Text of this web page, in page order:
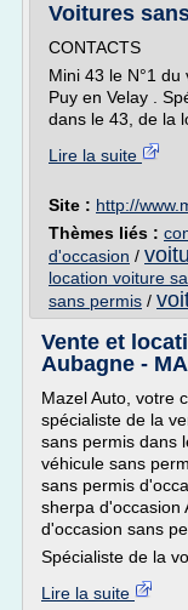
Voitures
CONTACTS
Mini 43 le N°1
Puy en Velay .
dans le 43, de la
Lire la suite
Site : http://
Thèmes liés :
d'occasion /
location voiture
sans permis /
Vente et
Aubagne -
Mazel Auto, votre
spécialiste de la
sans permis dans
véhicule sans
sans permis
sherpa d'occasion
d'occasion sans
Spécialiste de la
Lire la suite